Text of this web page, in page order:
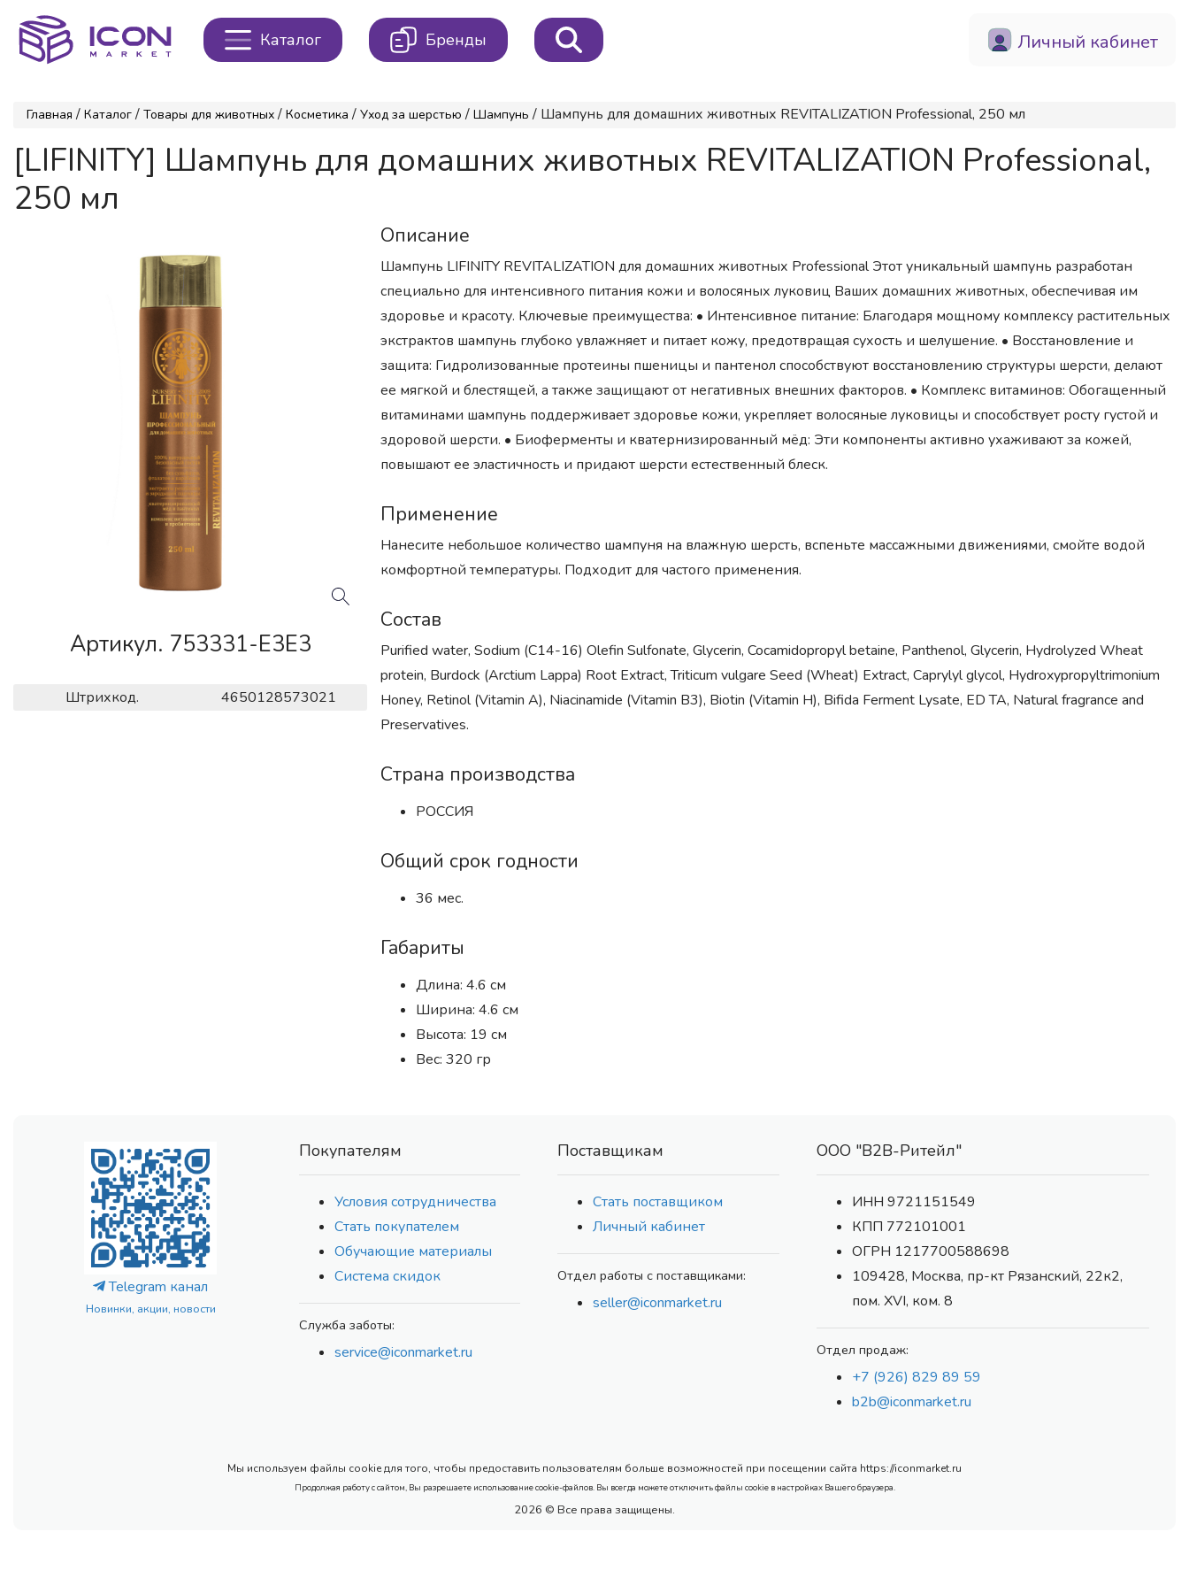
Каталог Бренды Личный кабинет
Главная / Каталог / Товары для животных / Косметика / Уход за шерстью / Шампунь / Шампунь для домашних животных REVITALIZATION Professional, 250 мл
[LIFINITY] Шампунь для домашних животных REVITALIZATION Professional,
250 мл
Артикул. 753331-E3E3
Штрихкод. 4650128573021
Описание
Шампунь LIFINITY REVITALIZATION для домашних животных Professional Этот уникальный шампунь разработан
специально для интенсивного питания кожи и волосяных луковиц Ваших домашних животных, обеспечивая им
здоровье и красоту. Ключевые преимущества: • Интенсивное питание: Благодаря мощному комплексу растительных
экстрактов шампунь глубоко увлажняет и питает кожу, предотвращая сухость и шелушение. • Восстановление и
защита: Гидролизованные протеины пшеницы и пантенол способствуют восстановлению структуры шерсти, делают
ее мягкой и блестящей, а также защищают от негативных внешних факторов. • Комплекс витаминов: Обогащенный
витаминами шампунь поддерживает здоровье кожи, укрепляет волосяные луковицы и способствует росту густой и
здоровой шерсти. • Биоферменты и кватернизированный мёд: Эти компоненты активно ухаживают за кожей,
повышают ее эластичность и придают шерсти естественный блеск.
Применение
Нанесите небольшое количество шампуня на влажную шерсть, вспеньте массажными движениями, смойте водой
комфортной температуры. Подходит для частого применения.
Состав
Purified water, Sodium (C14-16) Olefin Sulfonate, Glycerin, Cocamidopropyl betaine, Panthenol, Glycerin, Hydrolyzed Wheat
protein, Burdock (Arctium Lappa) Root Extract, Triticum vulgare Seed (Wheat) Extract, Caprylyl glycol, Hydroxypropyltrimonium
Honey, Retinol (Vitamin A), Niacinamide (Vitamin B3), Biotin (Vitamin H), Bifida Ferment Lysate, ED TA, Natural fragrance and
Preservatives.
Страна производства
РОССИЯ
Общий срок годности
36 мес.
Габариты
Длина: 4.6 см
Ширина: 4.6 см
Высота: 19 см
Вес: 320 гр
Telegram канал
Новинки, акции, новости
Покупателям
Условия сотрудничества
Стать покупателем
Обучающие материалы
Система скидок
Служба заботы:
service@iconmarket.ru
Поставщикам
Стать поставщиком
Личный кабинет
Отдел работы с поставщиками:
seller@iconmarket.ru
ООО "В2В-Ритейл"
ИНН 9721151549
КПП 772101001
ОГРН 1217700588698
109428, Москва, пр-кт Рязанский, 22к2,
пом. XVI, ком. 8
Отдел продаж:
+7 (926) 829 89 59
b2b@iconmarket.ru
Мы используем файлы cookie для того, чтобы предоставить пользователям больше возможностей при посещении сайта https://iconmarket.ru
Продолжая работу с сайтом, Вы разрешаете использование cookie-файлов. Вы всегда можете отключить файлы cookie в настройках Вашего браузера.
2026 © Все права защищены.